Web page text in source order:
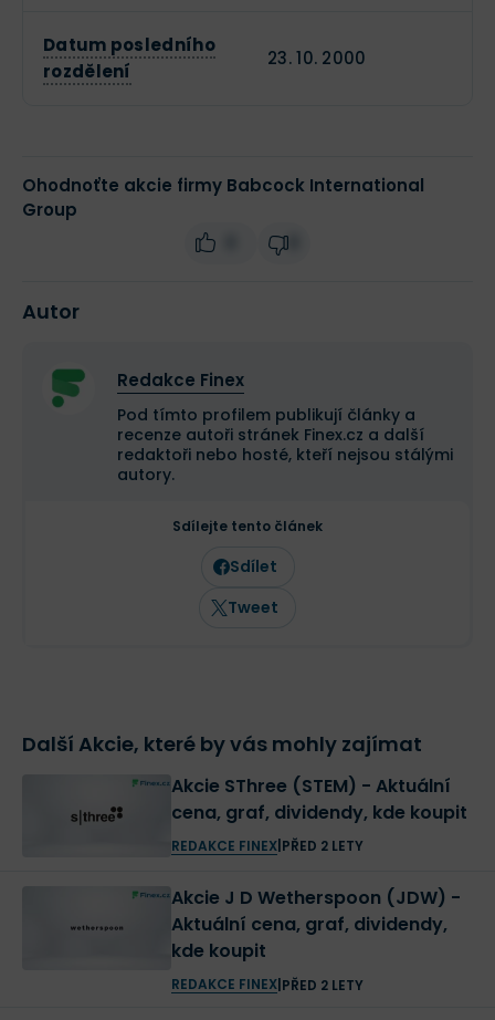
Datum posledního
rozdělení
23. 10. 2000
Ohodnoťte akcie firmy Babcock International
Group
Autor
Redakce Finex
Pod tímto profilem publikují články a
recenze autoři stránek Finex.cz a další
redaktoři nebo hosté, kteří nejsou stálými
autory.
Sdílejte tento článek
Sdílet
Tweet
Další Akcie, které by vás mohly zajímat
Akcie SThree (STEM) - Aktuální
cena, graf, dividendy, kde koupit
REDAKCE FINEX| PŘED 2 LETY
Akcie J D Wetherspoon (JDW) -
Aktuální cena, graf, dividendy,
kde koupit
REDAKCE FINEX| PŘED 2 LETY